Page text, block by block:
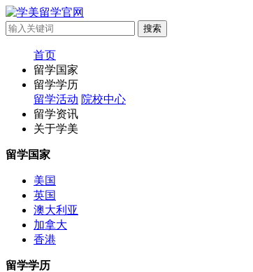
首页
留学国家
留学学历
留学活动 院校中心
留学资讯
关于学美
留学国家
美国
英国
澳大利亚
加拿大
香港
留学学历